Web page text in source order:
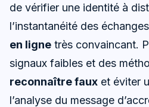
de vérifier une identité à
l’instantanéité des
en ligne très convaincant.
signaux faibles et des
reconnaître faux et éviter
l’analyse du message